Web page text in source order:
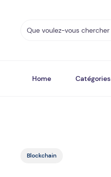
Home Catégories
Blockchain